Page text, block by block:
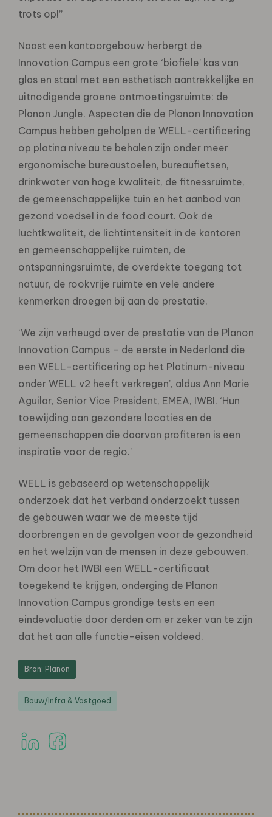
trots op!”
Naast een kantoorgebouw herbergt de
Innovation Campus een grote ‘biofiele’ kas van
glas en staal met een esthetisch aantrekkelijke en
uitnodigende groene ontmoetingsruimte: de
Planon Jungle. Aspecten die de Planon Innovation
Campus hebben geholpen de WELL-certificering
op platina niveau te behalen zijn onder meer
ergonomische bureaustoelen, bureaufietsen,
drinkwater van hoge kwaliteit, de fitnessruimte,
de gemeenschappelijke tuin en het aanbod van
gezond voedsel in de food court. Ook de
luchtkwaliteit, de lichtintensiteit in de kantoren
en gemeenschappelijke ruimten, de
ontspanningsruimte, de overdekte toegang tot
natuur, de rookvrije ruimte en vele andere
kenmerken droegen bij aan de prestatie.
‘We zijn verheugd over de prestatie van de Planon
Innovation Campus – de eerste in Nederland die
een WELL-certificering op het Platinum-niveau
onder WELL v2 heeft verkregen’, aldus Ann Marie
Aguilar, Senior Vice President, EMEA, IWBI. ‘Hun
toewijding aan gezondere locaties en de
gemeenschappen die daarvan profiteren is een
inspiratie voor de regio.’
WELL is gebaseerd op wetenschappelijk
onderzoek dat het verband onderzoekt tussen
de gebouwen waar we de meeste tijd
doorbrengen en de gevolgen voor de gezondheid
en het welzijn van de mensen in deze gebouwen.
Om door het IWBI een WELL-certificaat
toegekend te krijgen, onderging de Planon
Innovation Campus grondige tests en een
eindevaluatie door derden om er zeker van te zijn
dat het aan alle functie-eisen voldeed.
Bron: Planon
Bouw/Infra & Vastgoed